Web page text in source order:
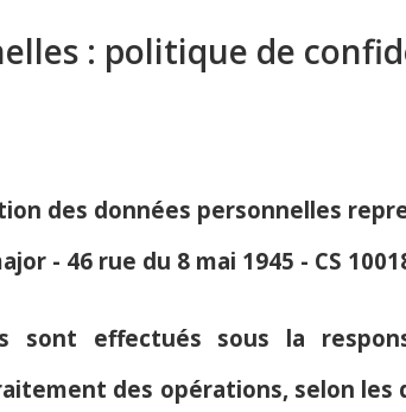
: politique de
des données personnelles
- 46 rue du 8 mai 1945 - CS
sont effectués sous la
des opérations, selon